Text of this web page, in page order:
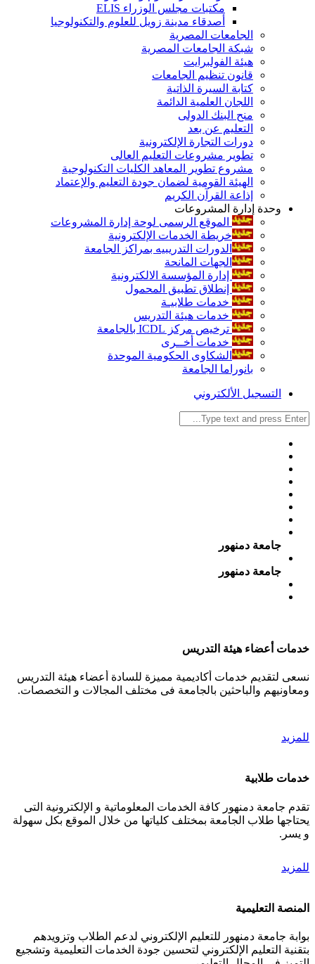
مكتبات مجلس الوزراء ELIS
أصدقاء مدينة زويل للعلوم والتكنولوجيا
الجامعات المصرية
شبكة الجامعات المصرية
هيئة الفولبرايت
قانون تنظيم الجامعات
كتابة السيرة الذاتية
اللجان العلمية الدائمة
منح البنك الدولى
التعليم عن بعد
دورات التجارة الإلكترونية
تطوير مشروعات التعليم العالى
مشروع تطوير المعاهد الكليات التكنولوجية
الهيئة القومية لضمان جودة التعليم والإعتماد
إذاعة القرآن الكريم
وحدة إدارة المشروعات
الموقع الرسمى لوحة إدارة المشروعات
خريطة الخدمات الإلكترونية
الدورات التدريبيه بمراكز الجامعة
الجهات المانحة
إدارة المؤسسة الالكترونية
إنطلاق تطبيق المحمول
خدمات طلابيـة
خدمات هيئة التدريس
ترخيص مركز ICDL بالجامعة
خدمات أخــرى
الشكاوى الحكومية الموحدة
بانوراما الجامعة
التسجيل الألكتروني
جامعة دمنهور
جامعة دمنهور
خدمات أعضاء هيئة التدريس
نسعى لتقديم خدمات أكاديمية مميزة للسادة أعضاء هيئة التدريس
ومعاونيهم والباحثين بالجامعة فى مختلف المجالات و التخصصات.
للمزيد
خدمات طلابية
تقدم جامعة دمنهور كافة الخدمات المعلوماتية و الإلكترونية التى
يحتاجها طلاب الجامعة بمختلف كلياتها من خلال الموقع بكل سهولة
و يسر.
للمزيد
المنصة التعليمية
بوابة جامعة دمنهور للتعليم الإلكتروني لدعم الطلاب وتزويدهم
بتقنية التعليم الإلكتروني لتحسين جودة الخدمات التعليمية وتشجيع